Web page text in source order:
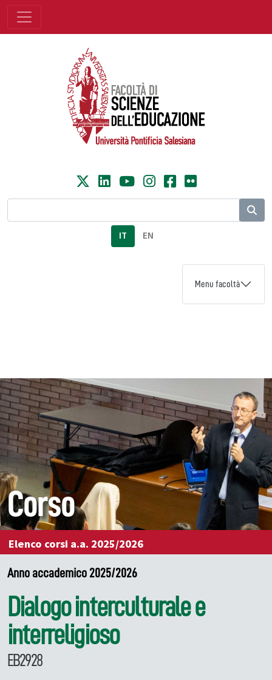
IT EN
Menu facoltà
Corso
Elenco corsi a.a. 2025/2026
Anno accademico 2025/2026
Dialogo interculturale e
interreligioso
EB2928